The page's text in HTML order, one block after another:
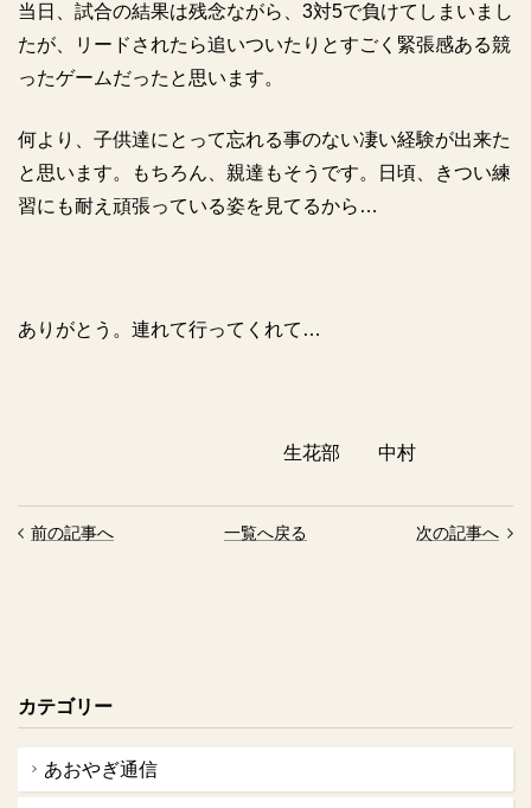
当日、試合の結果は残念ながら、 3対5で負けてしまいまし
たが、リードされたら追いついたりとすごく緊張感ある競
ったゲームだったと思います。
何より、子供達にとって忘れる事のない凄い経験が出来た
と思います。もちろん、親達もそうです。日頃、きつい練
習にも耐え頑張っている姿を見てるから…
ありがとう。連れて行ってくれて…
生花部 中村
前の記事へ 一覧へ戻る 次の記事へ
カテゴリー
あおやぎ通信